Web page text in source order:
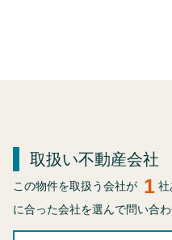
取扱い不動産会社
この物件を取扱う会社が 1 社
に合った会社を選んで問い合わ